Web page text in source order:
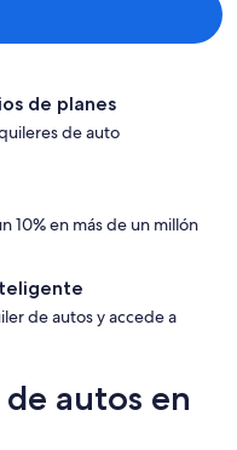
de planes
de auto
10% en más de un millón
de autos y accede a
autos en